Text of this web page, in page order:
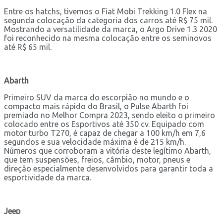
Entre os hatchs, tivemos o Fiat Mobi Trekking 1.0 Flex na
segunda colocação da categoria dos carros até R$ 75 mil.
Mostrando a versatilidade da marca, o Argo Drive 1.3 2020
foi reconhecido na mesma colocação entre os seminovos
até R$ 65 mil.
Abarth
Primeiro SUV da marca do escorpião no mundo e o
compacto mais rápido do Brasil, o Pulse Abarth foi
premiado no Melhor Compra 2023, sendo eleito o primeiro
colocado entre os Esportivos até 350 cv. Equipado com
motor turbo T270, é capaz de chegar a 100 km/h em 7,6
segundos e sua velocidade máxima é de 215 km/h.
Números que corroboram a vitória deste legítimo Abarth,
que tem suspensões, freios, câmbio, motor, pneus e
direção especialmente desenvolvidos para garantir toda a
esportividade da marca.
Jeep